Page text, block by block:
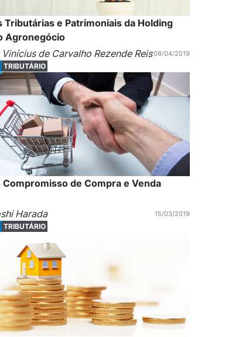
Tributárias e Patrimoniais da Holding
Agronegócio
de Carvalho Rezende Reis08/04/2019
TRIBUTÁRIO
Compromisso de Compra e Venda
Harada 15/03/2019
TRIBUTÁRIO